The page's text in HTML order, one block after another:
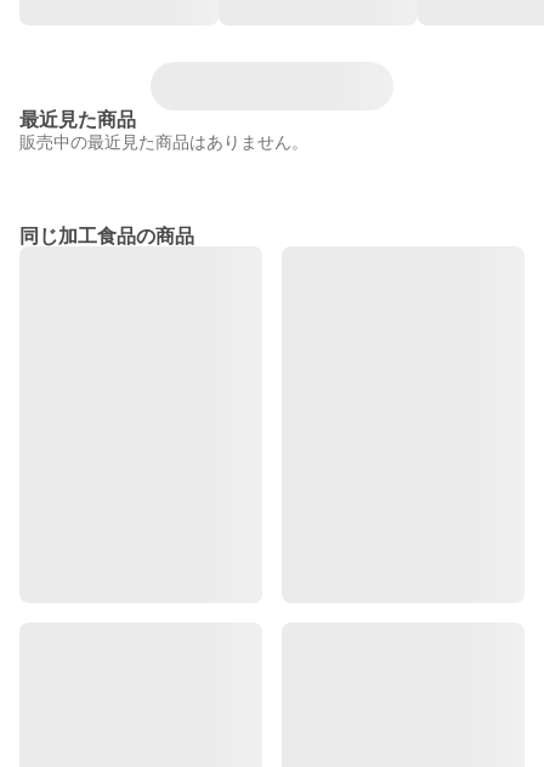
最近見た商品
販売中の最近見た商品はありません。
同じ加工食品の商品